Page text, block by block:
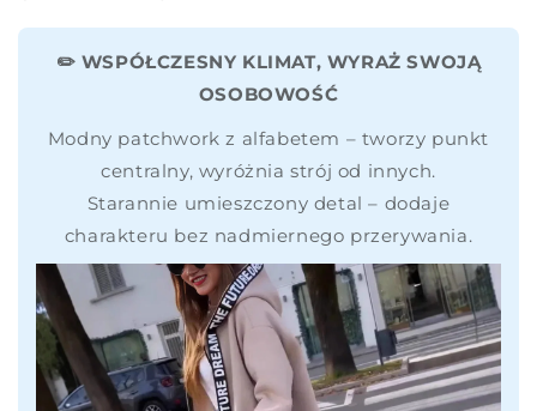
✏️ WSPÓŁCZESNY KLIMAT, WYRAŻ SWOJĄ
OSOBOWOŚĆ
Modny patchwork z alfabetem – tworzy punkt
centralny, wyróżnia strój od innych.
Starannie umieszczony detal – dodaje
charakteru bez nadmiernego przerywania.